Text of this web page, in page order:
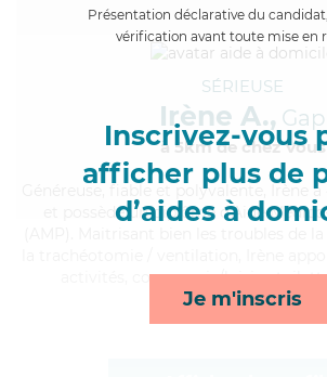
Présentation déclarative du
vérification avant toute mise en
Inscrivez-vous
afficher plus de
d’aides à
Je m'inscris
SÉRIEUSE
Irène A., Gap
à 5km de chez Vous
, fiable et polyvalente, Irène a
et possède un diplôme d'Aide
activités, compagnie/loisirs,
courses/livraison*